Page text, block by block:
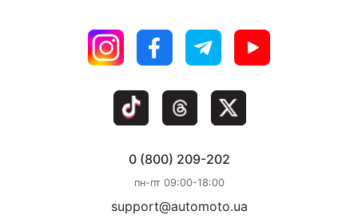
0 (800) 209-202
пн-пт 09:00-18:00
support@automoto.ua